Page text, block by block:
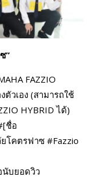
”
FAZZIO
ตัวเอง (สามารถใช้
HYBRID ได้)
ชื่อ
โคตรฟาซ #Fazzio
นับยอดวิว